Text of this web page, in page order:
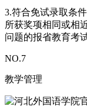
3.符合免试录取条
所获奖项相同或相
问题的报省教育考
NO.7
教学管理